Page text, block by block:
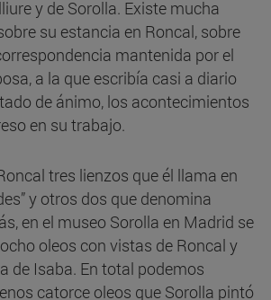
y de Sorolla. Existe mucha
su estancia en Roncal, sobre
mantenida por el
a la que escribía casi a diario
de ánimo, los acontecimientos
en su trabajo.
tres lienzos que él llama en
y otros dos que denomina
en el museo Sorolla en Madrid se
oleos con vistas de Roncal y
de Isaba. En total podemos
catorce oleos que Sorolla pintó